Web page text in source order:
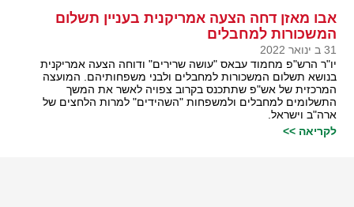
אבו מאזן דחה הצעה אמריקנית בעניין תשלום
המשכורות למחבלים
31 ב ינואר 2022
יו"ר הרש"פ מחמוד עבאס "עושה שרירים" ודוחה הצעה אמריקנית
בנושא תשלום המשכורות למחבלים ולבני משפחותיהם. המועצה
המרכזית של אש"פ שתתכנס בקרוב צפויה לאשר את המשך
התשלומים למחבלים ולמשפחות "השהידים" למרות הלחצים של
ארה"ב וישראל.
לקריאה >>